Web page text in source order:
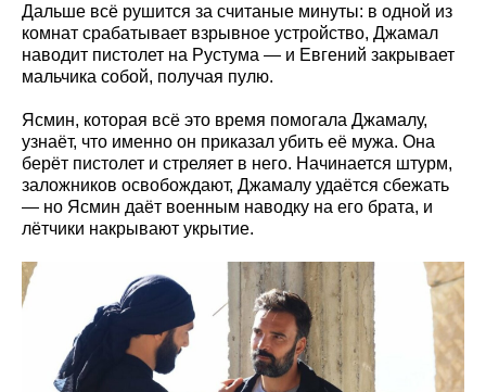
Дальше всё рушится за считаные минуты: в одной из
комнат срабатывает взрывное устройство, Джамал
наводит пистолет на Рустума — и Евгений закрывает
мальчика собой, получая пулю.
Ясмин, которая всё это время помогала Джамалу,
узнаёт, что именно он приказал убить её мужа. Она
берёт пистолет и стреляет в него. Начинается штурм,
заложников освобождают, Джамалу удаётся сбежать
— но Ясмин даёт военным наводку на его брата, и
лётчики накрывают укрытие.